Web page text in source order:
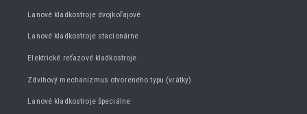
Lanové kladkostroje dvojkoľajové
Lanové kladkostroje stacionárne
Elektrické reťazové kladkostroje
Zdvihový mechanizmus otvoreného typu (vrátky)
Lanové kladkostroje špeciálne